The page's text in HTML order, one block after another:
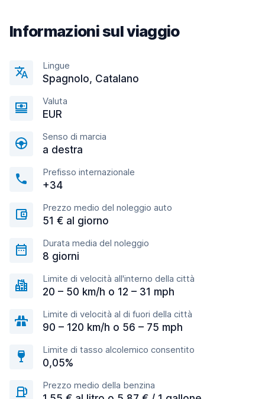
Informazioni sul viaggio
Lingue
Spagnolo, Catalano
Valuta
EUR
Senso di marcia
a destra
Prefisso internazionale
+34
Prezzo medio del noleggio auto
51 € al giorno
Durata media del noleggio
8 giorni
Limite di velocità all'interno della città
20 – 50 km/h o 12 – 31 mph
Limite di velocità al di fuori della città
90 – 120 km/h o 56 – 75 mph
Limite di tasso alcolemico consentito
0,05%
Prezzo medio della benzina